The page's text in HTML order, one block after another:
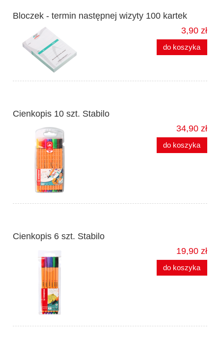
Bloczek - termin następnej wizyty 100 kartek
3,90 zł
do koszyka
Cienkopis 10 szt. Stabilo
34,90 zł
do koszyka
Cienkopis 6 szt. Stabilo
19,90 zł
do koszyka